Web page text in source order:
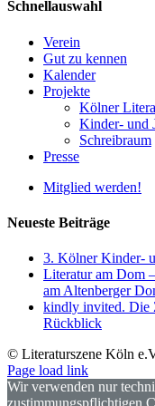
Schnellauswahl
Verein
Gut zu kennen
Kalender
Projekte
Kölner
Kinder- und
Schreibraum
Presse
Mitglied werden!
Neueste Beiträge
3. Kölner Kinder-
Literatur am Dom
am Altenberger
kindly invited. Die
Rückblick
© Literaturszene Köln
Page load link
Wir verwenden nur